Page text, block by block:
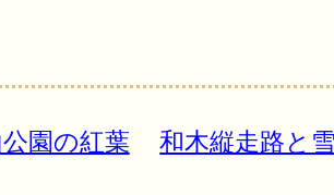
園の紅葉 和木縦走路と